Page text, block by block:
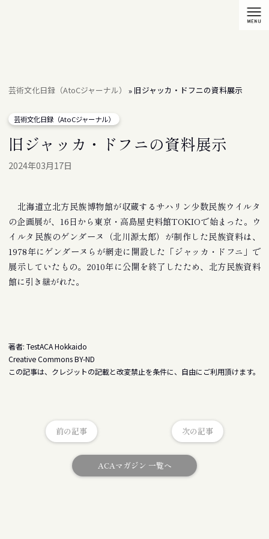
芸術文化日録（AtoCジャーナル） » 旧ジャッカ・ドフニの資料展示
芸術文化日録（AtoCジャーナル）
旧ジャッカ・ドフニの資料展示
2024年03月17日
北海道立北方民族博物館が収蔵するサハリン少数民族ウイルタ
の企画展が、16日から東京・高島屋史料館TOKIOで始まった。ウ
イルタ民族のゲンダーヌ（北川源太郎）が制作した民族資料は、
1978年にゲンダーヌらが網走に開設した「ジャッカ・ドフニ」で
展示していたもの。2010年に公開を終了したため、北方民族資料
館に引き継がれた。
著者: TestACA Hokkaido
Creative Commons BY-ND
この記事は、クレジットの記載と改変禁止を条件に、自由にご利用頂けます。
前の記事
ACAマガジン 一覧へ
次の記事